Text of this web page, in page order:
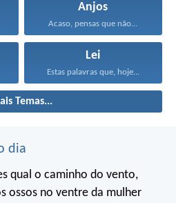
Anjos
Acaso, pensas que não...
Lei
Estas palavras que, hoje...
Temas...
dia
qual o caminho do vento,
ossos no ventre da mulher